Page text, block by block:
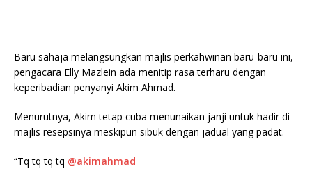
Baru sahaja melangsungkan majlis perkahwinan baru-baru ini,
pengacara Elly Mazlein ada menitip rasa terharu dengan
keperibadian penyanyi Akim Ahmad.
Menurutnya, Akim tetap cuba menunaikan janji untuk hadir di
majlis resepsinya meskipun sibuk dengan jadual yang padat.
“Tq tq tq tq @akimahmad